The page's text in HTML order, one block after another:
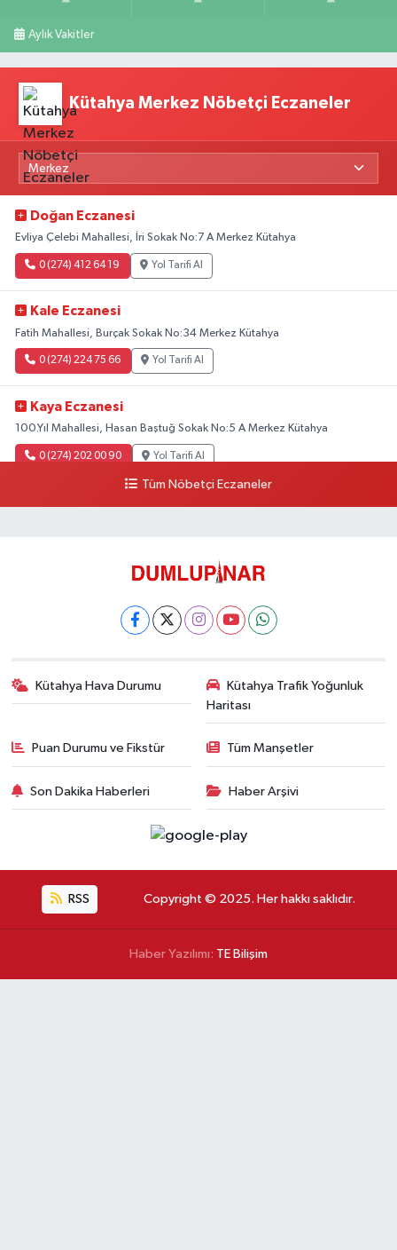
Aylık Vakitler
Kütahya Merkez Nöbetçi Eczaneler
Doğan Eczanesi
Evliya Çelebi Mahallesi, İri Sokak No:7 A Merkez Kütahya
0 (274) 412 64 19 Yol Tarifi Al
Kale Eczanesi
Fatih Mahallesi, Burçak Sokak No:34 Merkez Kütahya
0 (274) 224 75 66 Yol Tarifi Al
Kaya Eczanesi
100.Yıl Mahallesi, Hasan Baştuğ Sokak No:5 A Merkez Kütahya
0 (274) 202 00 90 Yol Tarifi Al
Tüm Nöbetçi Eczaneler
Kütahya Hava Durumu
Kütahya Trafik Yoğunluk
Haritası
Puan Durumu ve Fikstür Tüm Manşetler
Son Dakika Haberleri Haber Arşivi
RSS Copyright © 2025. Her hakkı saklıdır.
Haber Yazılımı: TE Bilişim